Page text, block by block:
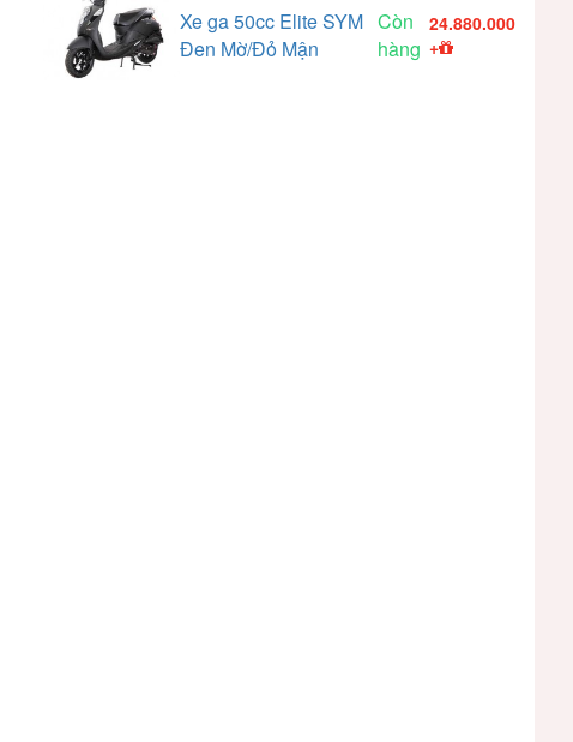
Xe ga 50cc Elite SYM
Đen Mờ/Đỏ Mận
Còn
hàng
24.880.000
+